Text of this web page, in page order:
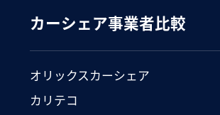
カーシェア事業者比較
オリックスカーシェア
カリテコ